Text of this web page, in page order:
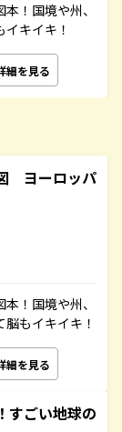
！国境や州、
キイキ！
細を見る
ヨーロッパ
！国境や州、
もイキイキ！
細を見る
すごい地球の